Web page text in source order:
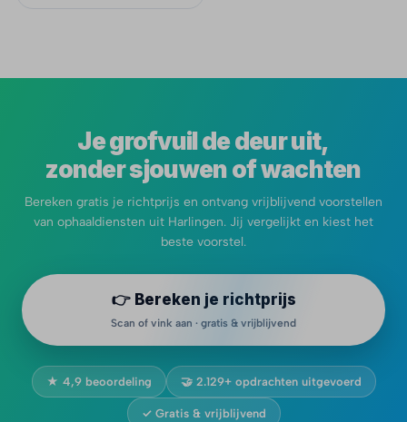
Je grofvuil de deur uit,
zonder sjouwen of wachten
Bereken gratis je richtprijs en ontvang vrijblijvend voorstellen
van ophaaldiensten uit Harlingen. Jij vergelijkt en kiest het
beste voorstel.
👉 Bereken je richtprijs
Scan of vink aan · gratis & vrijblijvend
★ 4,9 beoordeling 🤝 2.129+ opdrachten uitgevoerd
✓ Gratis & vrijblijvend